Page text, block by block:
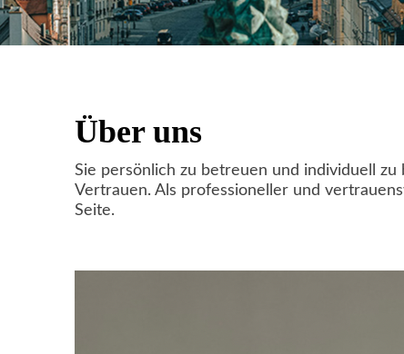
Über uns
Sie persönlich zu betreuen und individuell
Vertrauen. Als professioneller und
Seite.